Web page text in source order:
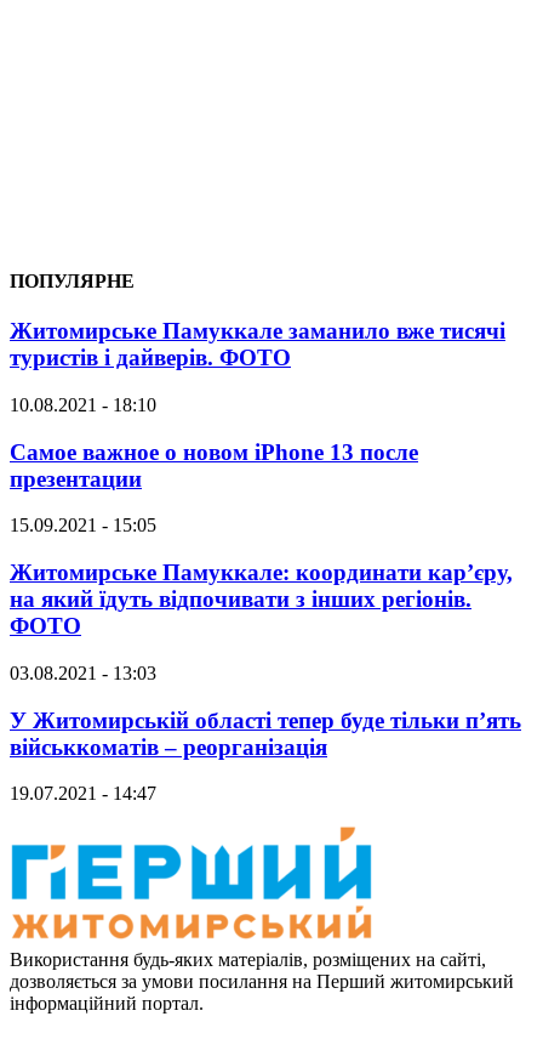
ПОПУЛЯРНЕ
Житомирське Памуккале заманило вже тисячі
туристів і дайверів. ФОТО
10.08.2021 - 18:10
Самое важное о новом iPhone 13 после
презентации
15.09.2021 - 15:05
Житомирське Памуккале: координати кар’єру,
на який їдуть відпочивати з інших регіонів.
ФОТО
03.08.2021 - 13:03
У Житомирській області тепер буде тільки п’ять
військкоматів – реорганізація
19.07.2021 - 14:47
Використання будь-яких матеріалів, розміщених на сайті,
дозволяється за умови посилання на Перший житомирський
інформаційний портал.